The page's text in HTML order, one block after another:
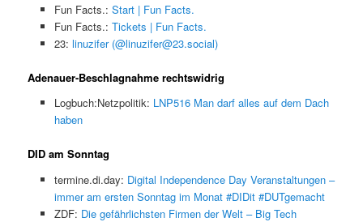
Fun Facts.: Start | Fun Facts.
Fun Facts.: Tickets | Fun Facts.
23: linuzifer (@linuzifer@23.social)
Adenauer-Beschlagnahme rechtswidrig
Logbuch:Netzpolitik: LNP516 Man darf alles auf dem Dach
haben
DID am Sonntag
termine.di.day: Digital Independence Day Veranstaltungen –
immer am ersten Sonntag im Monat #DIDit #DUTgemacht
ZDF: Die gefährlichsten Firmen der Welt – Big Tech